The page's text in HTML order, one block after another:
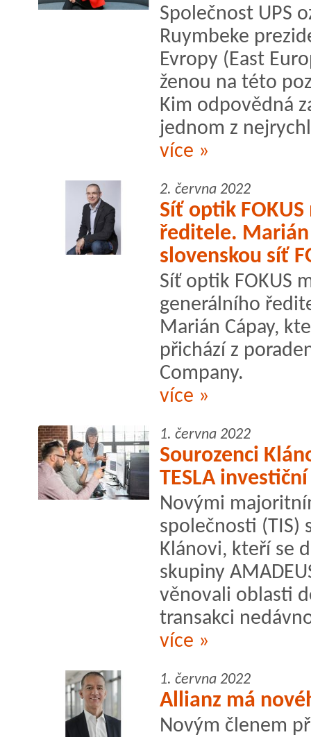
Společnost UPS
Ruymbeke
Evropy (East
ženou na této
Kim odpovědná
jednom z
více »
2. června 2022
Síť optik
ředitele. Marián
slovenskou síť
Síť optik FOKUS
generálního
Marián Cápay,
přichází z
Company.
více »
1. června 2022
Sourozenci
TESLA
Novými
společnosti (TIS)
Klánovi, kteří se
skupiny
věnovali oblasti
transakci
více »
1. června 2022
Allianz má
Novým členem